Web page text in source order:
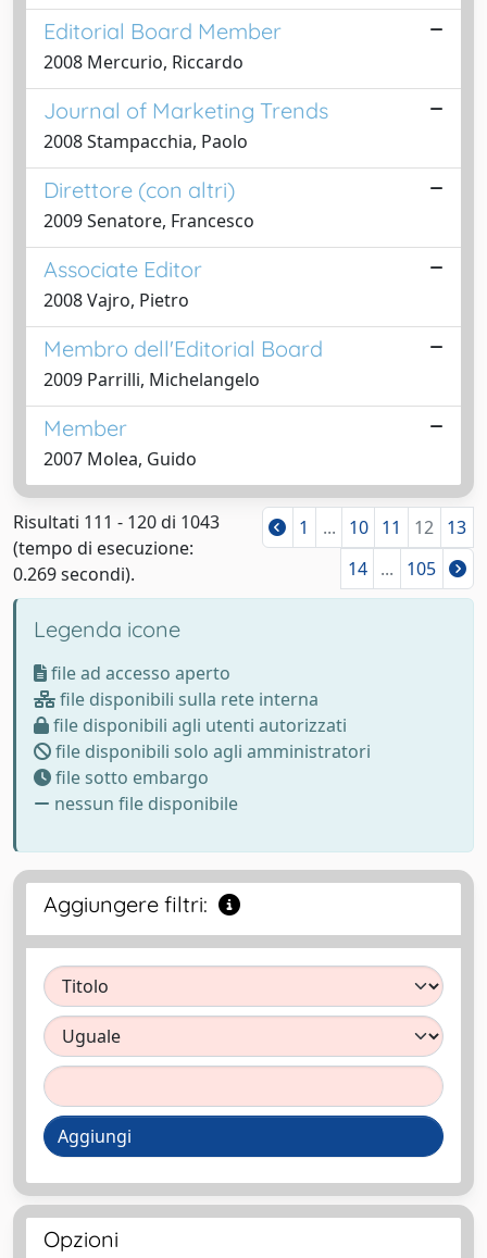
Editorial Board Member
2008 Mercurio, Riccardo
Journal of Marketing Trends
2008 Stampacchia, Paolo
Direttore (con altri)
2009 Senatore, Francesco
Associate Editor
2008 Vajro, Pietro
Membro dell'Editorial Board
2009 Parrilli, Michelangelo
Member
2007 Molea, Guido
Risultati 111 - 120 di 1043
(tempo di esecuzione:
0.269 secondi).
1 ... 10 11 12 13
14 ...
105
Legenda icone
file ad accesso aperto
file disponibili sulla rete interna
file disponibili agli utenti autorizzati
file disponibili solo agli amministratori
file sotto embargo
nessun file disponibile
Aggiungere filtri:
Aggiungi
Opzioni